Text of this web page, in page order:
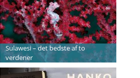
Sulawesi – det bedste af to
verdener